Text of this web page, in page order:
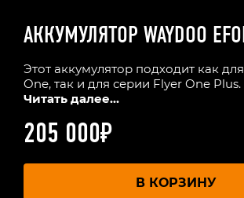
АККУМУЛЯТОР WAYDOO
Этот аккумулятор подходит как
One, так и для серии Flyer One Plus.
Читать далее...
205 000₽
В КОРЗИНУ